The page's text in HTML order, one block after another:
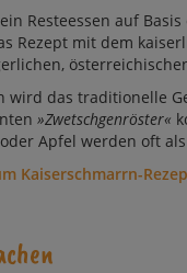
Reste­es­sen auf
Re­zept mit dem
wird das tra­di­tio­nel­le
»Zwetschgenröster«
Ap­fel wer­den oft
Kaiserschmarrn-